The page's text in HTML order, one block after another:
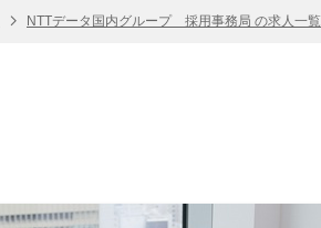
NTTデータ国内グループ 採用事務局 の求人一覧